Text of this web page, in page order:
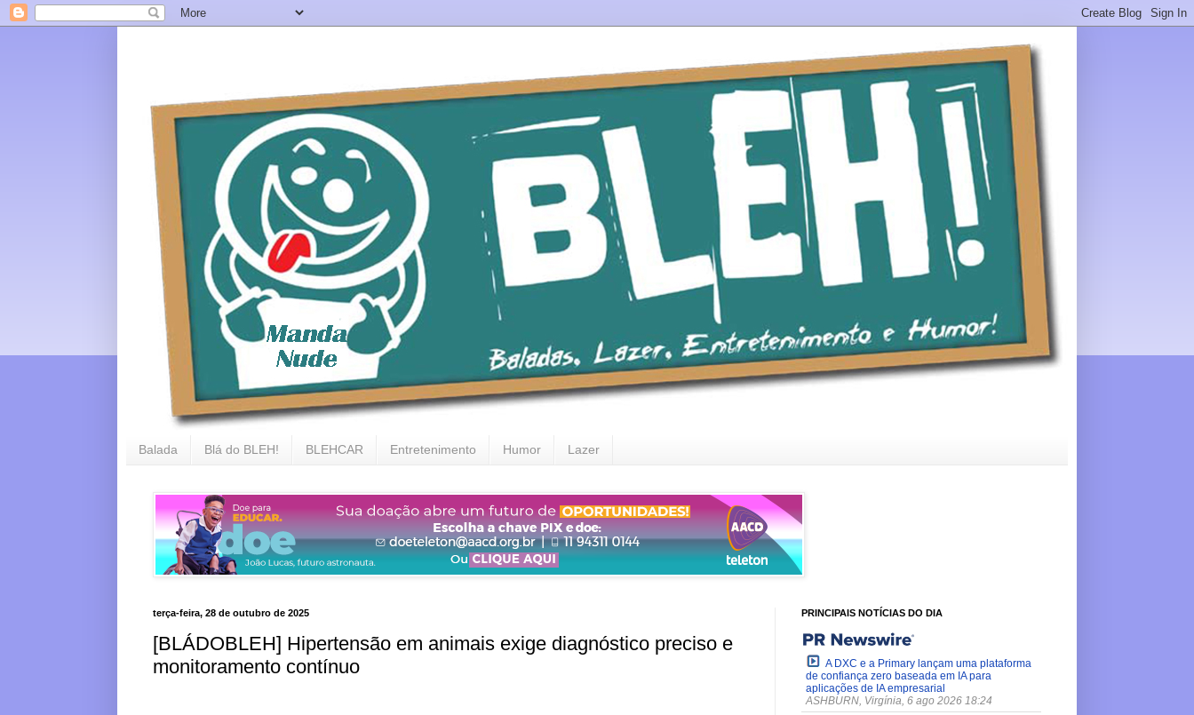
Balada Blá do BLEH! BLEHCAR Entretenimento Humor Lazer
terça-feira, 28 de outubro de 2025
[BLÁDOBLEH] Hipertensão em animais exige diagnóstico preciso e
monitoramento contínuo
PRINCIPAIS NOTÍCIAS DO DIA
A DXC e a Primary lançam uma plataforma
de confiança zero baseada em IA para
aplicações de IA empresarial
ASHBURN, Virgínia, 6 ago 2026 18:24